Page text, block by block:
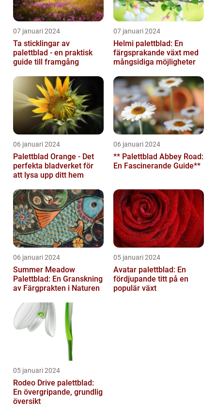
07 januari 2024
Ta sticklingar av
palettblad - en praktisk
guide till framgång
07 januari 2024
Helmi palettblad: En
färgsprakande växt med
mångsidiga möjligheter
06 januari 2024
Palettblad Orange - Det
perfekta bladverket för
att lysa upp ditt hem
06 januari 2024
** Palettblad Abbey Road:
En Fascinerande Guide**
06 januari 2024
Summer Meadow
Palettblad: En Granskning
av Färgprakten i Naturen
05 januari 2024
Avatar palettblad: En
fördjupande titt på en
populär växt
05 januari 2024
Rodeo Drive palettblad:
En övergripande, grundlig
översikt